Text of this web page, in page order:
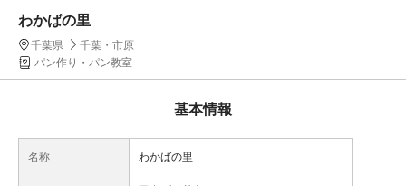
わかばの里
千葉県
千葉・市原
パン作り・パン教室
基本情報
名称 わかばの里